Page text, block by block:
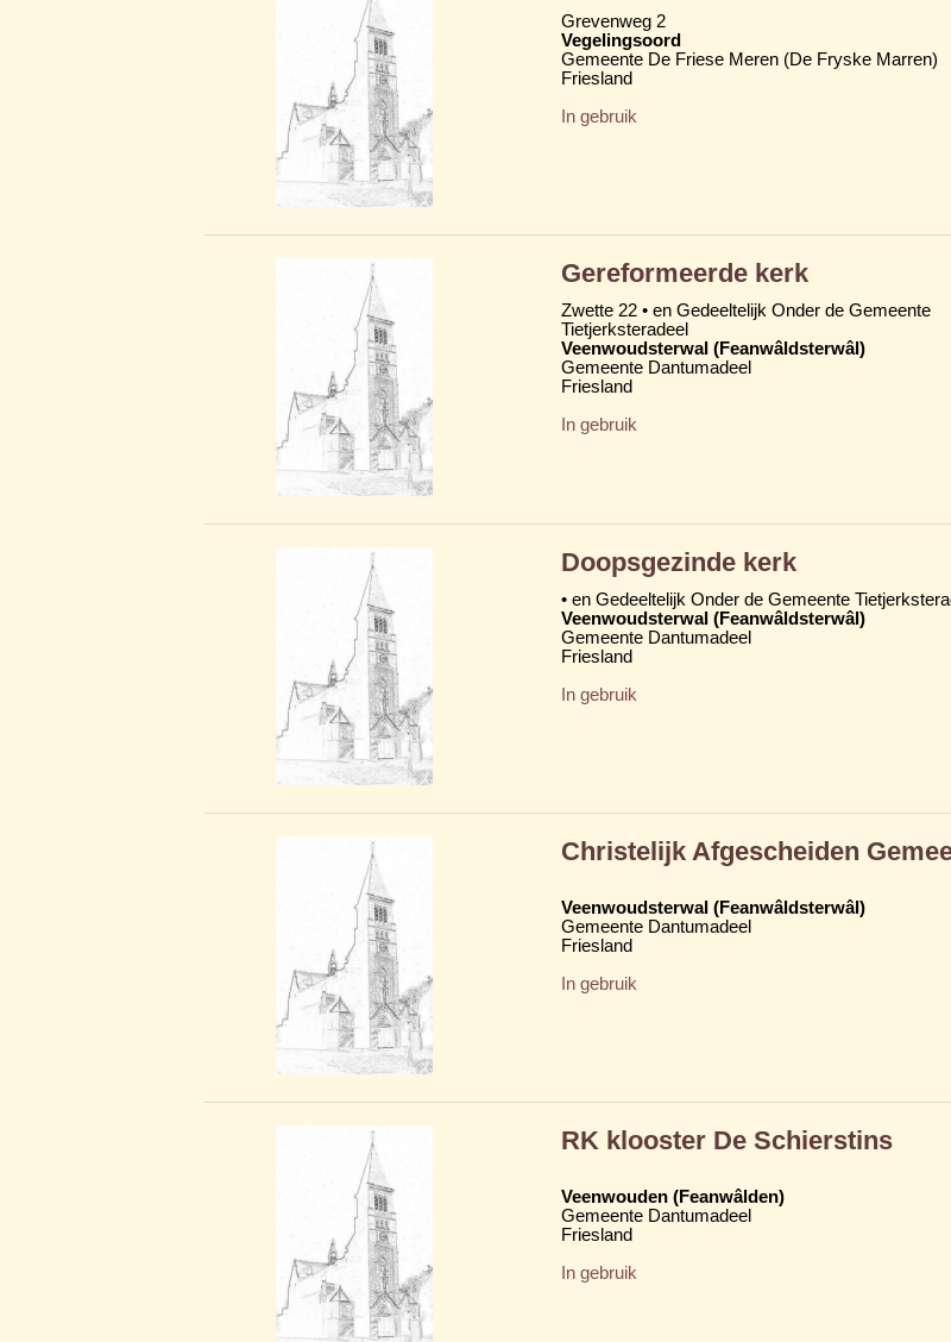
Grevenweg 2
Vegelingsoord
Gemeente De Friese Meren (De Fryske Marren)
Friesland
In gebruik
Gereformeerde kerk
Zwette 22 • en Gedeeltelijk Onder de Gemeente
Tietjerksteradeel
Veenwoudsterwal (Feanwâldsterwâl)
Gemeente Dantumadeel
Friesland
In gebruik
Doopsgezinde kerk
• en Gedeeltelijk Onder de Gemeente
Veenwoudsterwal (Feanwâldsterwâl)
Gemeente Dantumadeel
Friesland
In gebruik
Christelijk Afgescheiden
Veenwoudsterwal (Feanwâldsterwâl)
Gemeente Dantumadeel
Friesland
In gebruik
RK klooster De Schierstins
Veenwouden (Feanwâlden)
Gemeente Dantumadeel
Friesland
In gebruik